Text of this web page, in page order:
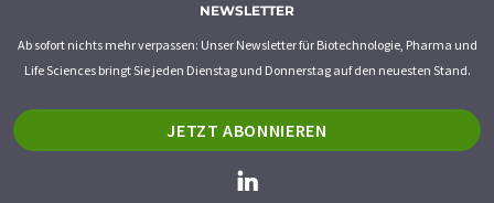
NEWSLETTER
Ab sofort nichts mehr verpassen: Unser Newsletter für Biotechnologie, Pharma und
Life Sciences bringt Sie jeden Dienstag und Donnerstag auf den neuesten Stand.
JETZT ABONNIEREN